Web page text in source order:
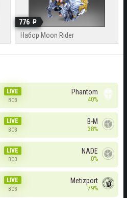
LIVE
BO3
Phantom
40%
LIVE
BO3
B-M
38%
LIVE
BO3
NADE
0%
LIVE
BO3
Metizport
79%
776
Набор Moon Rider